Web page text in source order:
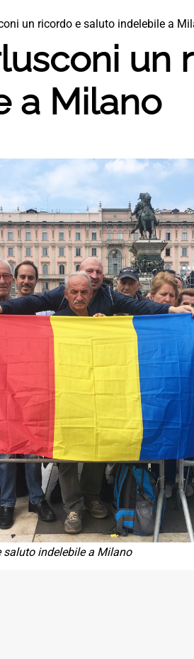
un ricordo e saluto indelebile a
un
a Milano
saluto indelebile a Milano